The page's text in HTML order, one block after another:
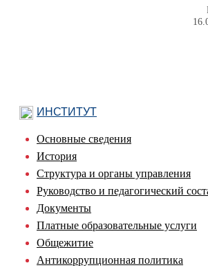
ИНСТИТУТ
Основные сведения
История
Структура и органы управления
Руководство и педагогический
Документы
Платные образовательные услуги
Общежитие
Антикоррупционная политика